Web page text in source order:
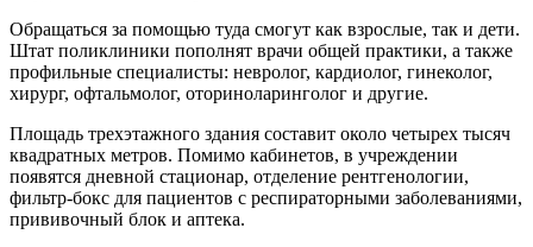
Обращаться за помощью туда смогут как взрослые, так и дети.
Штат поликлиники пополнят врачи общей практики, а также
профильные специалисты: невролог, кардиолог, гинеколог,
хирург, офтальмолог, оториноларинголог и другие.
Площадь трехэтажного здания составит около четырех тысяч
квадратных метров. Помимо кабинетов, в учреждении
появятся дневной стационар, отделение рентгенологии,
фильтр-бокс для пациентов с респираторными заболеваниями,
прививочный блок и аптека.